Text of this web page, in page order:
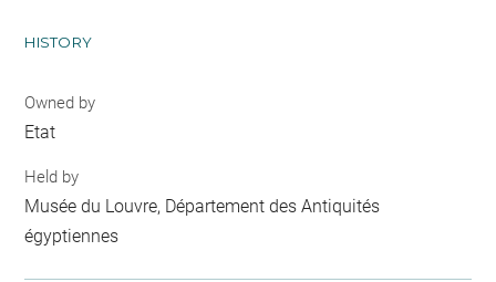
HISTORY
Owned by
Etat
Held by
Musée du Louvre, Département des Antiquités
égyptiennes